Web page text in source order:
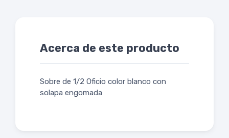
Acerca de este producto
Sobre de 1/2 Oficio color blanco con
solapa engomada